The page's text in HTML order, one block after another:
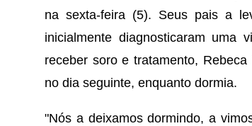
na sexta-feira (5). Seus pais a
inicialmente diagnosticaram uma
receber soro e tratamento,
no dia seguinte, enquanto dormia.
"Nós a deixamos dormindo, a